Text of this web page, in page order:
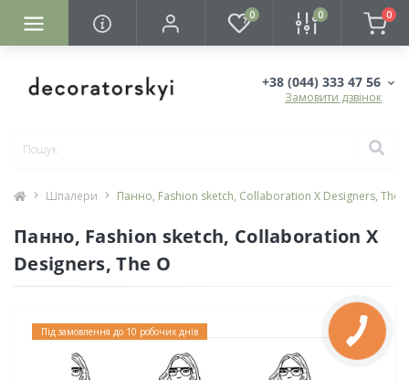
0 0 0
+38 (044) 333 47 56
Замовити дзвінок
Шпалери Панно, Fashion sketch, Collaboration X Designers, The
Панно, Fashion sketch, Collaboration X
Designers, The O
Під замовлення до 10 робочих днів